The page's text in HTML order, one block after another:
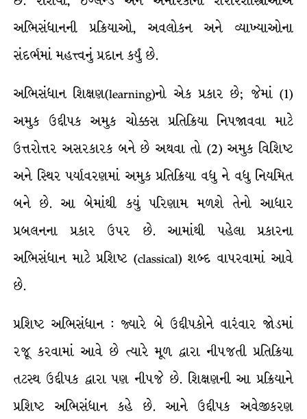
અભિસંધાનની પ્રક્રિયાઓ, અવલોકન અને વ્યાખ્યાઓના
સંદર્ભમાં મહત્ત્વનું પ્રદાન કર્યું છે.
અભિસંધાન શિક્ષણ(learning)નો એક પ્રકાર છે; જેમાં (1)
અમુક ઉદ્દીપક અમુક ચોક્કસ પ્રતિક્રિયા નિપજાવવા માટે
ઉત્તરોત્તર અસરકારક બને છે અથવા તો (2) અમુક વિશિષ્ટ
અને સ્થિર પર્યાવરણમાં અમુક પ્રતિક્રિયા વધુ ને વધુ નિયમિત
બને છે. આ બેમાંથી કયું પરિણામ મળશે તેનો આધાર
પ્રબલનના પ્રકાર ઉપર છે. આમાંથી પહેલા પ્રકારના
અભિસંધાન માટે પ્રશિષ્ટ (classical) શબ્દ વાપરવામાં આવે
છે.
પ્રશિષ્ટ અભિસંધાન : જ્યારે બે ઉદ્દીપકોને વારંવાર જોડમાં
રજૂ કરવામાં આવે છે ત્યારે મૂળ દ્વારા નીપજતી પ્રતિક્રિયા
તટસ્થ ઉદ્દીપક દ્વારા પણ નીપજે છે. શિક્ષણની આ પ્રક્રિયાને
પ્રશિષ્ટ અભિસંધાન કહે છે. આને ઉદ્દીપક અવેજીકરણ